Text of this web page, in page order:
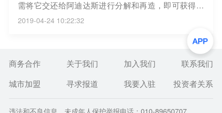
需将它交还给阿迪达斯进行分解和再造，即可获得一
双新的跑鞋。FUTURECRAFT.LOOP项目旨在解决塑
2019-04-24 10:22:32
商务合作 关于我们 加入我们
联系我们
城市加盟
寻求报道 我要入驻 投资者关系